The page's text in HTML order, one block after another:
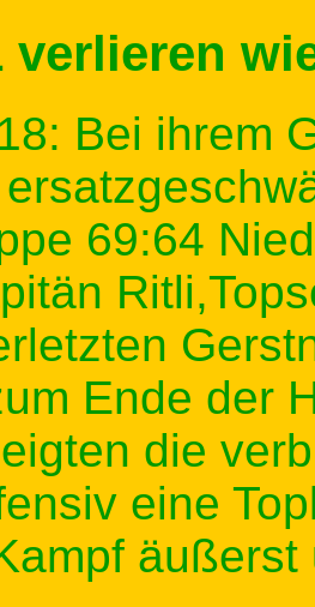
verlieren
Bei ihrem
69:64
Ende der
die
eine